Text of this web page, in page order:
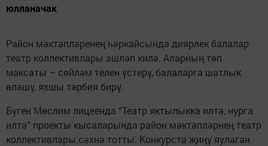
юлланачак
Район мәктәпләренең һәркайсында диярлек балалар
театр коллективлары эшләп килә. Аларның төп
максаты – сөйләм телен үстерү, балаларга шатлык
өләшү, яхшы тәрбия бирү.
Бүген Мөслим лицеенда “Театр яктылыкка илтә, нурга
илтә” проекты кысаларында район мәктәпләрнең театр
коллективлары сәхнә тотты. Конкурста җиңү яулаган